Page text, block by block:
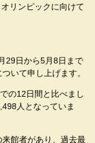
リンピックに向けて
29日から5月8日まで
いて申し上げます。
の12日間と比べまし
人となっていま
館者があり、過去最